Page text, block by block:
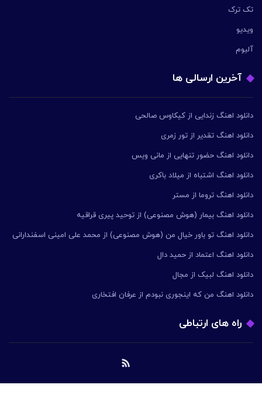
تک ترک
ویدیو
آلبوم
آخرین ارسالی ها
دانلود اهنگ زندایی از کیکاوس صالحی
دانلود اهنگ تقدیر از تور زمری
دانلود اهنگ حضور تنهایی از مانی ویس
دانلود اهنگ اشتباه از میلاد باکری
دانلود اهنگ تروما از مستر
دانلود اهنگ بیمار (هوش مصنوعی) از توحید پیری قراقیه
دانلود اهنگ تو باور خیال من (هوش مصنوعی) از محمد علی امینی اسفندارانی
دانلود اهنگ اعتماد از حمید دال
دانلود اهنگ لبیک از مجال
دانلود اهنگ من که اینجوری نبودم از عرفان افتخاری
راه های ارتباطی